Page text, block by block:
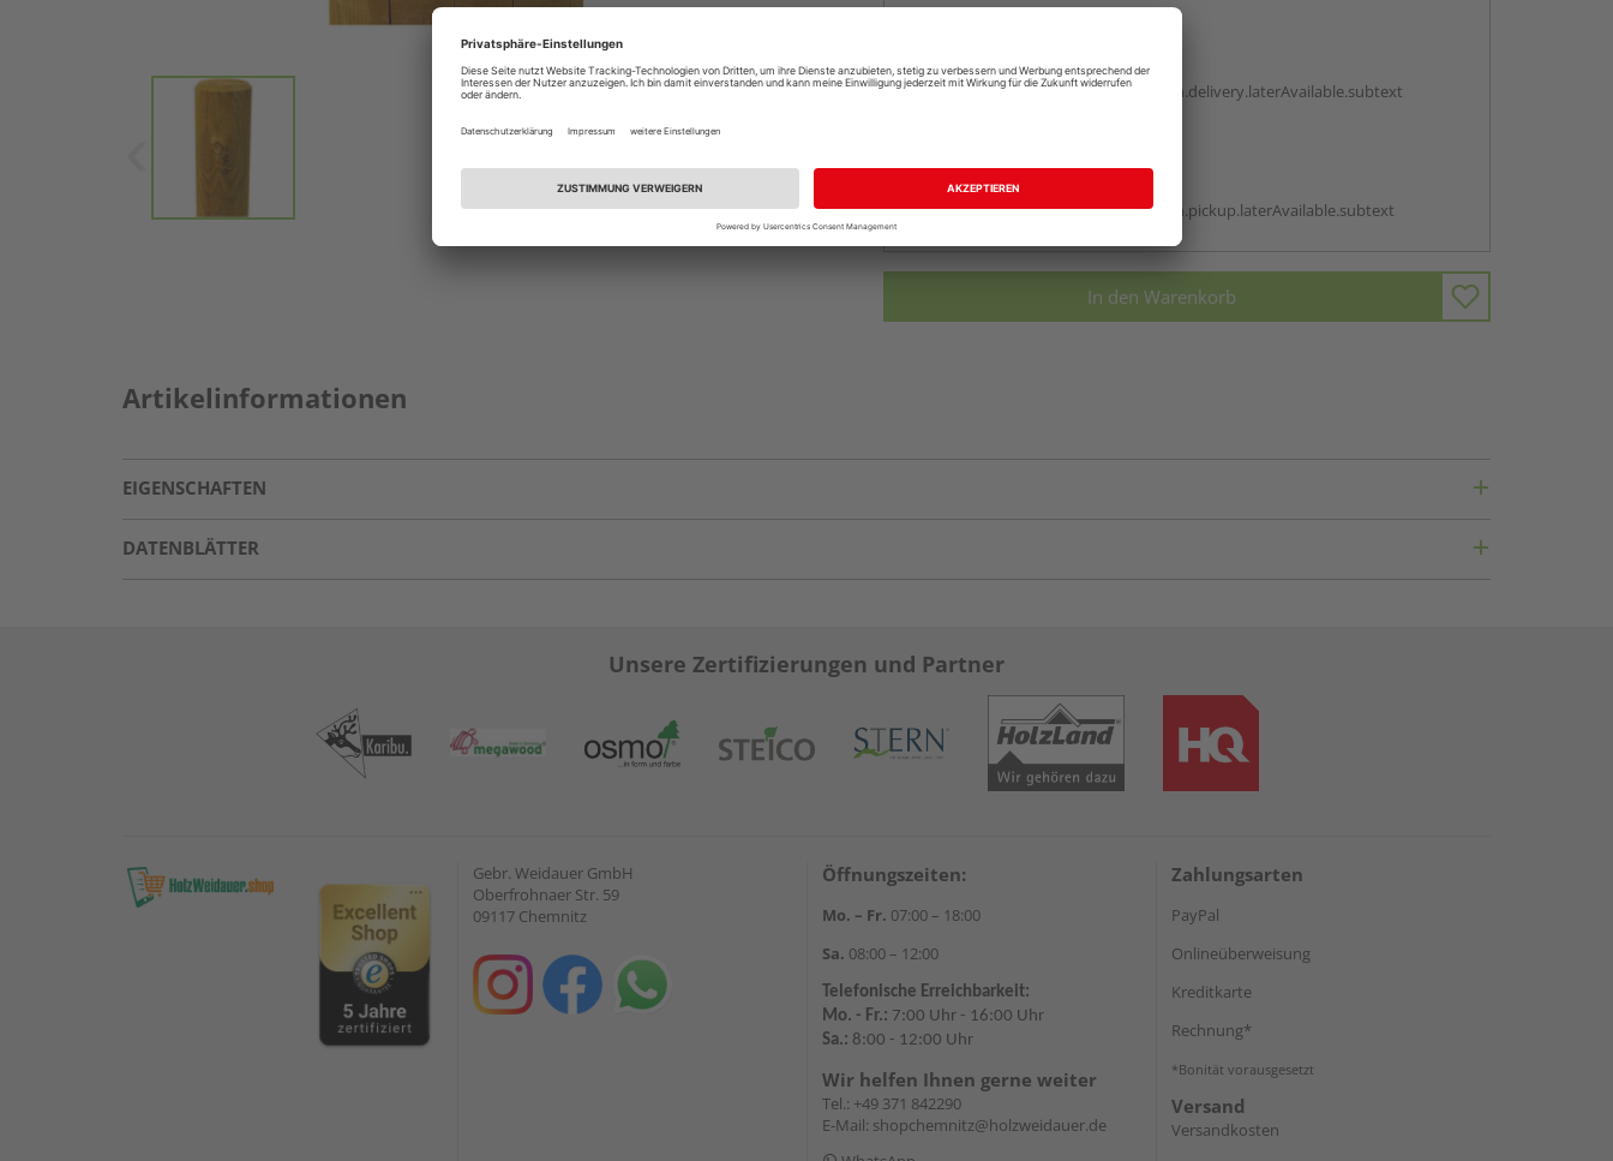
Auf Vorbestellung:
vue.ads.priceMerchantBox.option.delivery.laterAvailable.subtext
Auf Vorbestellung:
vue.ads.priceMerchantBox.option.pickup.laterAvailable.subtext
In den Warenkorb
Artikelinformationen
EIGENSCHAFTEN
DATENBLÄTTER
Unsere Zertifizierungen und Partner
Gebr. Weidauer GmbH
Oberfrohnaer Str. 59
09117 Chemnitz
Öffnungszeiten:
Mo. – Fr. 07:00 – 18:00
Sa. 08:00 – 12:00
Telefonische Erreichbarkeit:
Mo. - Fr.: 7:00 Uhr - 16:00 Uhr
Sa.: 8:00 - 12:00 Uhr
Wir helfen Ihnen gerne weiter
Tel.: +49 371 842290
E-Mail: shopchemnitz@holzweidauer.de
Zahlungsarten
PayPal
Onlineüberweisung
Kreditkarte
Rechnung*
*Bonität vorausgesetzt
Versand
Versandkosten